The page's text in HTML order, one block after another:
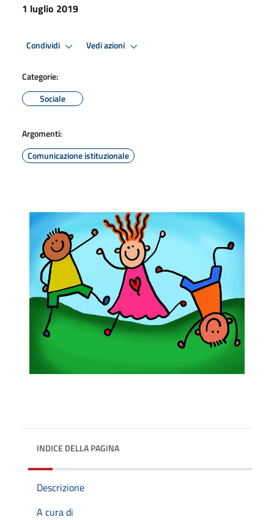
1 luglio 2019
Condividi Vedi azioni
Categorie:
Sociale
Argomenti:
Comunicazione istituzionale
INDICE DELLA PAGINA
Descrizione
A cura di